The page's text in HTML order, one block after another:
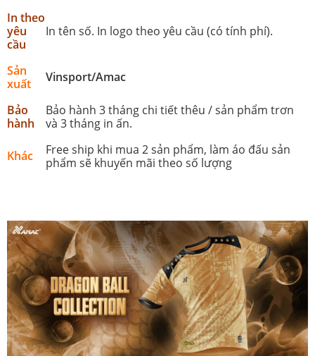
In theo
yêu
cầu
In tên số. In logo theo yêu cầu (có tính phí).
Sản
xuất
Vinsport/Amac
Bảo
hành
Bảo hành 3 tháng chi tiết thêu / sản phẩm trơn
và 3 tháng in ấn.
Khác
Free ship khi mua 2 sản phẩm, làm áo đấu sản
phẩm sẽ khuyến mãi theo số lượng